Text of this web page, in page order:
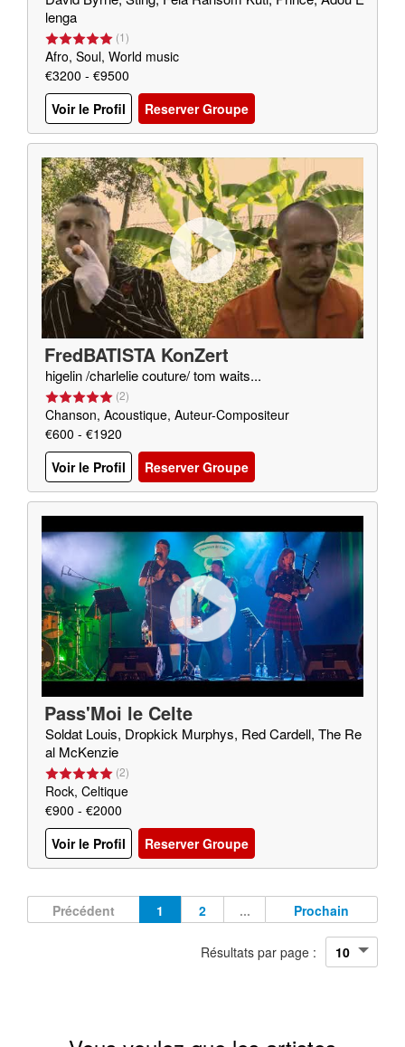
lenga
(1)
Afro, Soul, World music
€3200 - €9500
Voir le Profil
Reserver Groupe
FredBATISTA KonZert
higelin /charlelie couture/ tom waits...
(2)
Chanson, Acoustique, Auteur-Compositeur
€600 - €1920
Voir le Profil
Reserver Groupe
Pass'Moi le Celte
Soldat Louis, Dropkick Murphys, Red Cardell, The Re
al McKenzie
(2)
Rock, Celtique
€900 - €2000
Voir le Profil
Reserver Groupe
Précédent 1 2 ... Prochain
Résultats par page :